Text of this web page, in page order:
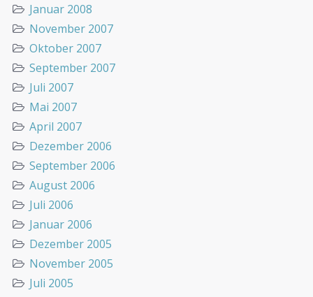
Januar 2008
November 2007
Oktober 2007
September 2007
Juli 2007
Mai 2007
April 2007
Dezember 2006
September 2006
August 2006
Juli 2006
Januar 2006
Dezember 2005
November 2005
Juli 2005